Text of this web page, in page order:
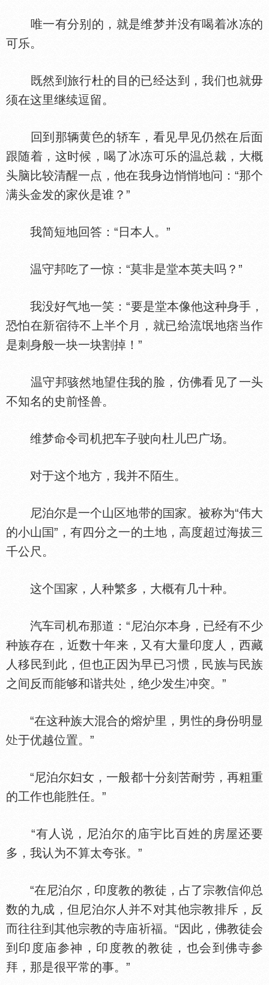
唯一有分别的，就是维梦并没有喝着冰冻的
可乐。
既然到旅行杜的目的已经达到，我们也就毋
须在这里继续逗留。
回到那辆黄
的轿车，看见早见仍然在后面
跟随着，这时候，喝了冰冻可乐的温总裁，大概
头脑比较清醒一点，他在我身边悄悄地问：“那个
满头金发的家伙是谁？”
我简短地回答：“日本人。”
温守邦吃了一惊：“莫非是堂本英夫吗？”
我没好气地一笑：“要是堂本像他这种身手，
恐怕在新宿待不上半个月，就已给流氓地痞当作
是刺身般一块一块割掉！”
温守邦骇然地望住我的脸，仿佛看见了一头
不知名的史前怪兽。
维梦命令司机把车子驶向杜儿巴广场。
对于这个地方，我并不陌生。
尼泊尔是一个山区地带的
家。被称为“伟大
的小山
”，有四分之一的土地，高度超过海拔三
千公尺。
这个 家，人种繁多，大概有几十种。
汽车司机布那道：“尼泊尔本身，已经有不少
种族存在，近数十年来，又有大量印度人，西藏
人移民到此，但也正因为早已习惯，民族与民族
之间反而能够和谐共
，绝少发生冲突。”
“在这种族大混合的熔炉里，男
的身份明显
于优越位置。”
“尼泊尔妇女，一般都十分刻苦耐劳，再粗重
的工作也能胜任。”
“有人说，尼泊尔的庙宇比百姓的房屋还要
多，我认为不算太夸张。”
“在尼泊尔，印度教的教徒，占了宗教信仰总
数的九成，但尼泊尔人并不对其他宗教排斥，反
而往往到其他宗教的寺庙祈福。“因此，佛教徒会
到印度庙参神，印度教的教徒，也会到佛寺参
拜，那是很平常的事。”